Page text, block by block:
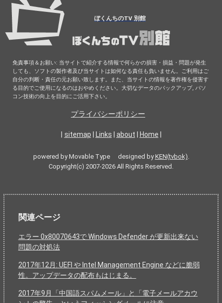
ぼくんちのTV 別館
免責事項＆お願い: 当サイトで紹介する情報で何らかの損害・損益・問題が発生
しても、ソフトの製作者及び当サイトは如何なる責任も負いません。ご利用はご
自分の判断・責任の元お願い致します。また、当サイトの情報を著作権を侵害す
る目的でご使用になるのはおやめください。大切なデータのバックアップ, パソ
コン技術の向上を目的にご活用下さい。
プライバシーポリシー
sitemap Links about Home
powered by Movable Type designed byKEN(tvbok).
Copyright(c) 2007-2026 All Rights Reserved.
関連ページ
エラー 0x80070643で Windows Defender が更新出来ない
問題の対処法
2017年12月: UEFI や Intel Management Engine などに脆弱
性。アップデータの配布もはじまる。
2017年9月「中国語スパムメール」と「電子メールアカウ